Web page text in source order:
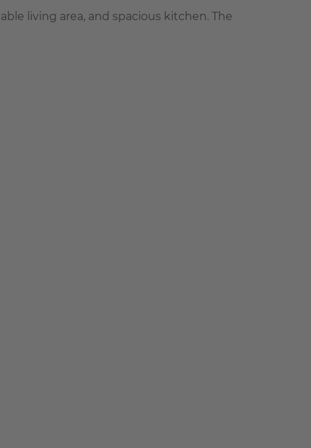
living area, and spacious kitchen. The